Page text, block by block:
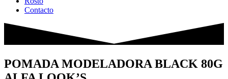
Contacto
POMADA MODELADORA BLACK 80G